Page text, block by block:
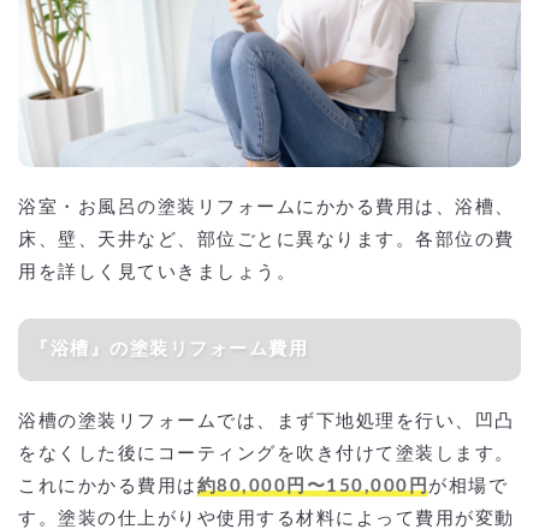
浴室・お風呂の塗装リフォームにかかる費用は、浴槽、
床、壁、天井など、部位ごとに異なります。各部位の費
用を詳しく見ていきましょう。
『浴槽』の塗装リフォーム費用
浴槽の塗装リフォームでは、まず下地処理を行い、凹凸
をなくした後にコーティングを吹き付けて塗装します。
これにかかる費用は 約80,000円〜150,000円 が相場で
す。塗装の仕上がりや使用する材料によって費用が変動